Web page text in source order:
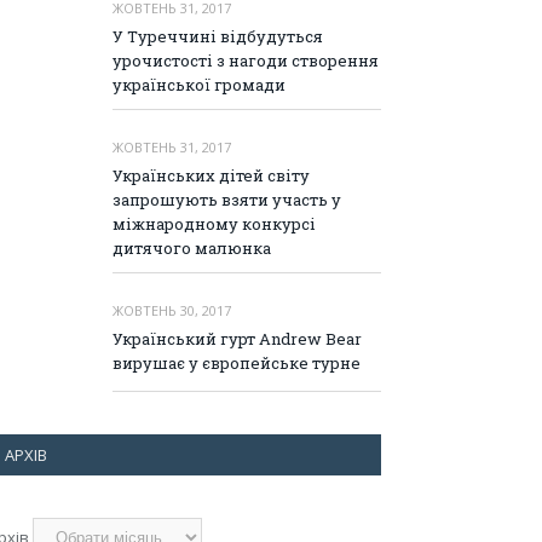
ЖОВТЕНЬ 31, 2017
У Туреччині відбудуться
урочистості з нагоди створення
української громади
ЖОВТЕНЬ 31, 2017
Українських дітей світу
запрошують взяти участь у
міжнародному конкурсі
дитячого малюнка
ЖОВТЕНЬ 30, 2017
Український гурт Andrew Bear
вирушає у європейське турне
АРХІВ